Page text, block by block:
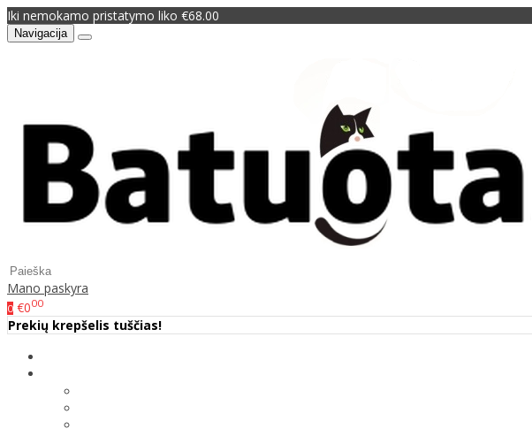
Iki nemokamo pristatymo liko €68.00
Navigacija
Mano paskyra
0 €000
Prekių krepšelis tuščias!